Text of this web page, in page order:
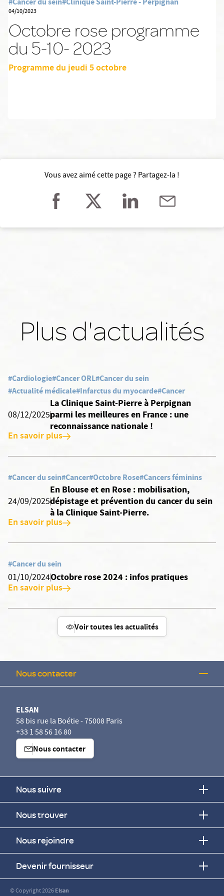
04/10/2023
Octobre rose programme
du 5-10- 2023
Programme du jeudi 5 octobre
Vous avez aimé cette page ? Partagez-la !
Plus d'actualités
#Cardiologie#Cancer ORL#Cancer du sein
#Actualité médicale#Infarctus du myocarde#Cancer
08/12/2025
La Clinique Saint-Pierre à Perpignan
parmi les meilleures en France : une
reconnaissance nationale !
En savoir plus
#Cancer du sein#Cancer#Octobre Rose#Cancers féminins
24/09/2025
En Blouse et en Rose : mobilisation,
dépistage et prévention du cancer du sein
à la Clinique Saint-Pierre.
En savoir plus
#Cancer du sein
01/10/2024Octobre rose 2024 : infos pratiques
En savoir plus
Voir toutes les actualités
Nous contacter
ELSAN
58 bis rue la Boétie - 75008 Paris
+33 1 58 56 16 80
Nous contacter
Nous suivre
Nous trouver
Nous rejoindre
Devenir fournisseur
© Copyright 2026Elsan